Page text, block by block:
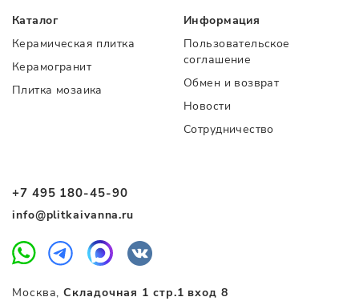
+7 495 180-45-90
info@plitkaivanna.ru
Москва,Складочная 1 стр.1 вход 8
Каталог
Керамическая плитка
Керамогранит
Плитка мозаика
Информация
Пользовательское
соглашение
Обмен и возврат
Новости
Сотрудничество